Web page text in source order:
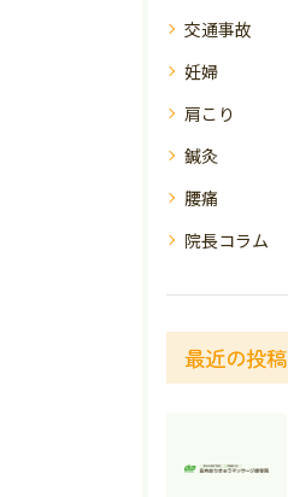
交通事故
妊婦
肩こり
鍼灸
腰痛
院長コラム
最近の投稿